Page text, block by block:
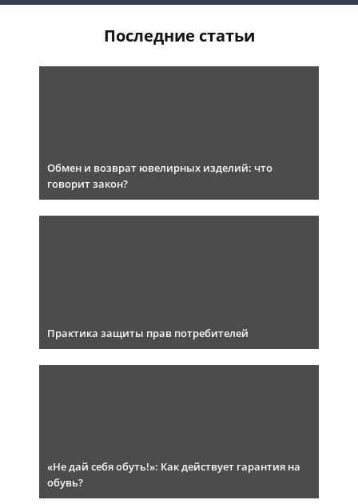
Последние статьи
Обмен и возврат ювелирных изделий: что
говорит закон?
Практика защиты прав потребителей
«Не дай себя обуть!»: Как действует гарантия на
обувь?